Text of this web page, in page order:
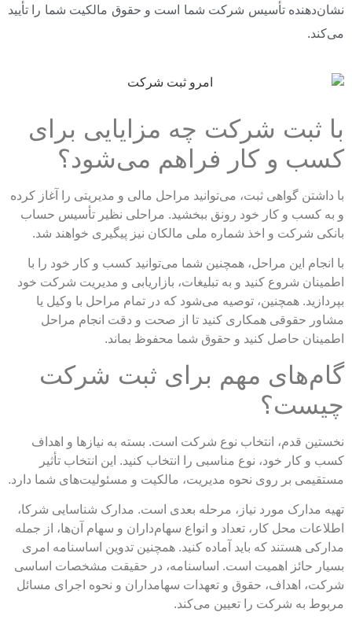
نشان‌دهنده تأسیس شرکت شما است و حقوق مالکیت شما را تأیید
می‌کند.
با ثبت شرکت چه مزایایی برای
کسب و کار فراهم می‌شود؟
با داشتن گواهی ثبت، می‌توانید مراحل مالی و مدیریتی را آغاز کرده
و به کسب و کار خود رونق ببخشید. مراحلی نظیر تأسیس حساب
بانکی شرکت و اخذ شماره ملی مالکان نیز پیگیری خواهند شد.
با انجام این مراحل، همچنین شما می‌توانید کسب و کار خود را با
اطمینان شروع کنید و به تبلیغات، بازاریابی و مدیریت شرکت خود
بپردازید. همچنین، توصیه می‌شود که در تمام مراحل با وکیل یا
مشاور حقوقی همکاری کنید تا از صحت و دقت انجام مراحل
اطمینان حاصل کنید و حقوق شما محفوظ بماند.
گام‌های مهم برای ثبت شرکت
چیست؟
نخستین قدم، انتخاب نوع شرکت است. بسته به نیازها و اهداف
کسب و کار خود، نوع مناسبی را انتخاب کنید. این انتخاب تأثیر
مستقیمی بر روی نحوه مدیریت، مالکیت و مسئولیت‌های شما دارد.
تهیه مدارک مورد نیاز، مرحله بعدی است. مدارک شناسایی شرکا،
اطلاعات محل کار، تعداد و انواع سهام‌داران و سهام آن‌ها، از جمله
مدارکی هستند که باید آماده کنید. همچنین تدوین اساسنامه امری
بسیار حائز اهمیت است. اساسنامه، در حقیقت مشخصات اساسی
شرکت، اهداف، حقوق و تعهدات سهامداران و نحوه اجرای مسائل
مربوط به شرکت را تعیین می‌کند.